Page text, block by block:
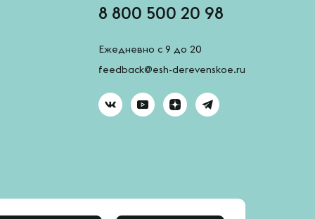
8 800 500 20 98
Ежедневно с 9 до 20
feedback@esh-derevenskoe.ru